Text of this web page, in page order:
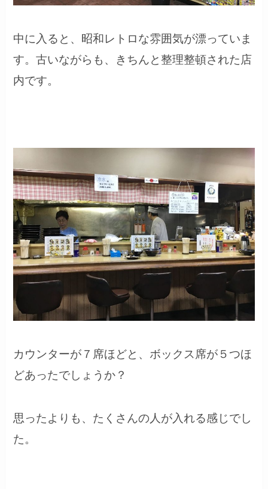
中に入ると、昭和レトロな雰囲気が漂っていま
す。古いながらも、きちんと整理整頓された店
内です。
カウンターが７席ほどと、ボックス席が５つほ
どあったでしょうか？
思ったよりも、たくさんの人が入れる感じでし
た。